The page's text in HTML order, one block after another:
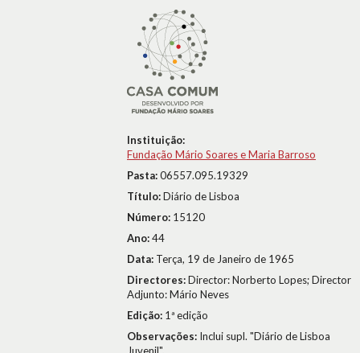
Instituição:
Fundação Mário Soares e Maria Barroso
Pasta:06557.095.19329
Título:Diário de Lisboa
Número: 15120
Ano:44
Data: Terça, 19 de Janeiro de 1965
Directores:Director: Norberto Lopes; Director
Adjunto: Mário Neves
Edição: 1ª edição
Observações: Inclui supl. "Diário de Lisboa